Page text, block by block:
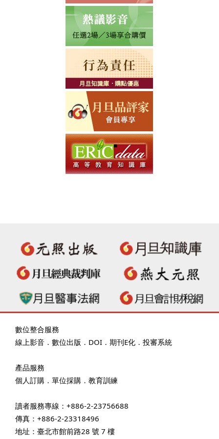
數位整合服務
線上影音 ．數位出版 ． DOI ．期刊E化 ．投審系統
產品服務
個人訂購 ．單位採購 ．教育訓練
讀者服務專線：+886-2-23756688
傳真：+886-2-23318496
地址：臺北市館前路28 號 7 樓